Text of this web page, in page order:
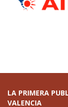
LA PRIMERA
VALENCIA